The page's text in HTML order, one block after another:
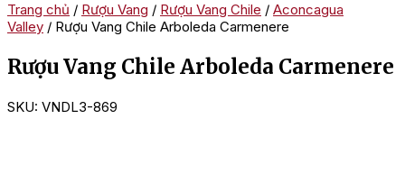
Trang chủ / Rượu Vang / Rượu Vang Chile / Aconcagua
Valley / Rượu Vang Chile Arboleda Carmenere
Rượu Vang Chile Arboleda Carmenere
SKU: VNDL3-869